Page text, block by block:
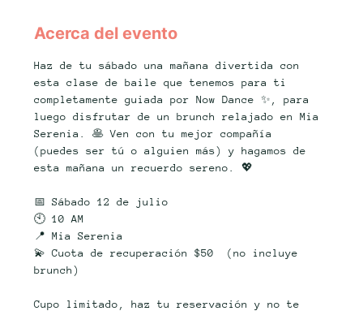
Acerca del evento
Haz de tu sábado una mañana divertida con
esta clase de baile que tenemos para ti
completamente guiada por Now Dance ✨, para
luego disfrutar de un brunch relajado en Mia
Serenia. 🥞 Ven con tu mejor compañía
(puedes ser tú o alguien más) y hagamos de
esta mañana un recuerdo sereno. 💖
📅 Sábado 12 de julio
🕙 10 AM
📍 Mia Serenia
💫 Cuota de recuperación $50  (no incluye
brunch)
Cupo limitado, haz tu reservación y no te